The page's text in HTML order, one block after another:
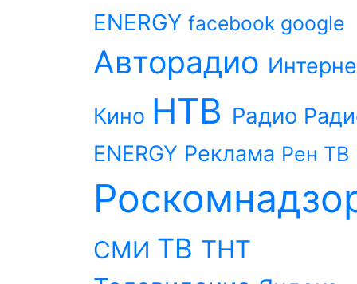
ENERGY facebook google
Авторадио
Кино НТВ Радио
ENERGY Реклама Рен ТВ
СМИ ТВ ТНТ